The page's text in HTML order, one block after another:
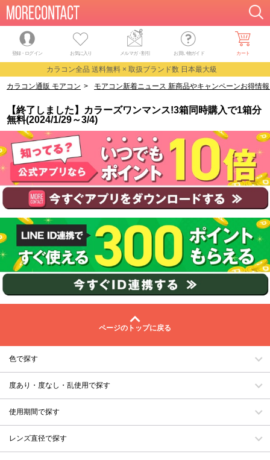
登録・ログイン お気に入り メルマガ・割引 お買い物ガイド カート
カラコン全品 送料無料 × 取扱ブランド数 日本最大級
カラコン通販 モアコン > モアコン新着ニュース 新商品やキャンペーンお得情
【終了しました】カラーズワンマンス!3箱同時購入で1箱分
無料(2024/1/29～3/4)
ページのトップに戻る
色で探す
度あり・度なし・乱使用で探す
使用期間で探す
レンズ直径で探す